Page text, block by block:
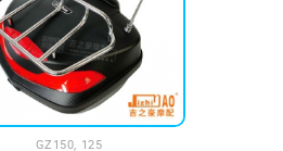
GZ150, 125